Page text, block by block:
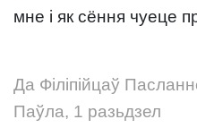
мне і як сёння чуеце
Да Філіпійцаў
Паўла, 1 разьдзел